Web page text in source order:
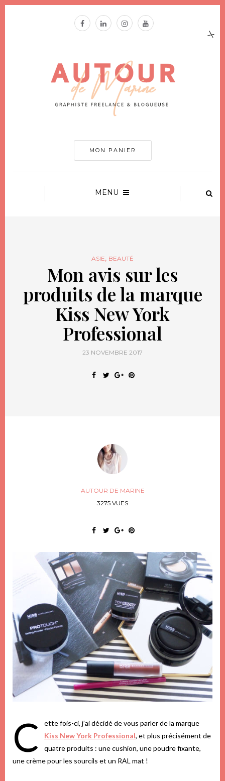
MON PANIER
MENU
ASIE, BEAUTÉ
Mon avis sur les
produits de la marque
Kiss New York
Professional
23 NOVEMBRE 2017
AUTOUR DE MARINE
3275 VUES
C
ette fois-ci, j’ai décidé de vous parler de la marque
Kiss New York Professional, et plus précisément de
quatre produits : une cushion, une poudre fixante,
une crème pour les sourcils et un RAL mat !